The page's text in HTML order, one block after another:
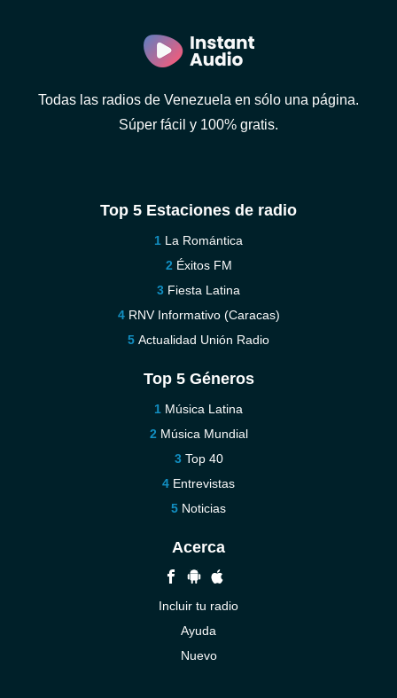
Todas las radios de Venezuela en sólo una página.
Súper fácil y 100% gratis.
Top 5 Estaciones de radio
La Romántica
Éxitos FM
Fiesta Latina
RNV Informativo (Caracas)
Actualidad Unión Radio
Top 5 Géneros
Música Latina
Música Mundial
Top 40
Entrevistas
Noticias
Acerca
Incluir tu radio
Ayuda
Nuevo